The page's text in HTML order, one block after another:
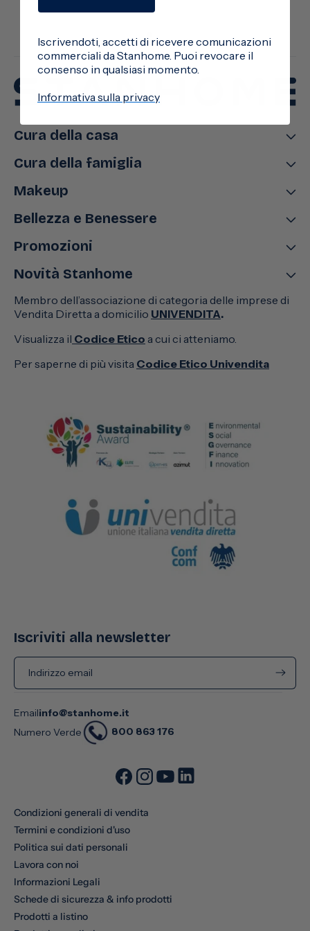
Cura della casa
Cura della famiglia
Makeup
Bellezza e Benessere
Promozioni
Novità Stanhome
Membro dell’associazione di categoria delle imprese di
Vendita Diretta a domicilio UNIVENDITA.
Visualizza il Codice Etico a cui ci atteniamo.
Per saperne di più visita Codice Etico Univendita
Iscriviti alla newsletter
Indirizzo email
Emailinfo@stanhome.it
Numero Verde
800 863 176
Condizioni generali di vendita
Termini e condizioni d'uso
Politica sui dati personali
Lavora con noi
Informazioni Legali
Schede di sicurezza & info prodotti
Prodotti a listino
Iscrivendoti, accetti di ricevere comunicazioni
commerciali da Stanhome. Puoi revocare il
consenso in qualsiasi momento.
Informativa sulla privacy